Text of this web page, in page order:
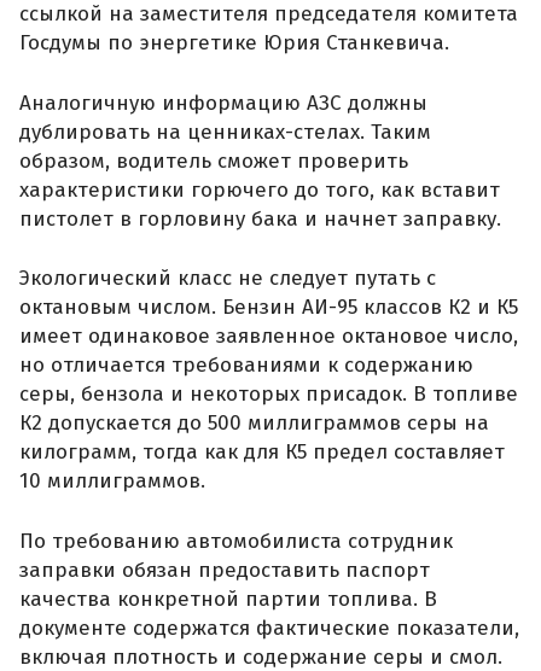
ссылкой на заместителя председателя комитета
Госдумы по энергетике Юрия Станкевича.
Аналогичную информацию АЗС должны
дублировать на ценниках-стелах. Таким
образом, водитель сможет проверить
характеристики горючего до того, как вставит
пистолет в горловину бака и начнет заправку.
Экологический класс не следует путать с
октановым числом. Бензин АИ-95 классов К2 и К5
имеет одинаковое заявленное октановое число,
но отличается требованиями к содержанию
серы, бензола и некоторых присадок. В топливе
К2 допускается до 500 миллиграммов серы на
килограмм, тогда как для К5 предел составляет
10 миллиграммов.
По требованию автомобилиста сотрудник
заправки обязан предоставить паспорт
качества конкретной партии топлива. В
документе содержатся фактические показатели,
включая плотность и содержание серы и смол.